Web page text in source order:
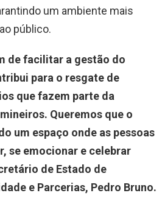
um ambiente mais
público.
de facilitar a gestão do
para o resgate de
que fazem parte da
Queremos que o
um espaço onde as pessoas
se emocionar e celebrar
de Estado de
e Parcerias, Pedro Bruno.